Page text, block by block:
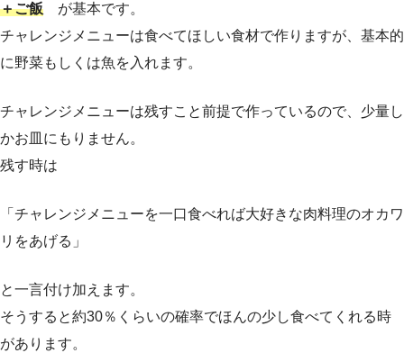
＋ご飯 が基本です。
チャレンジメニューは食べてほしい食材で作りますが、基本的
に野菜もしくは魚を入れます。
チャレンジメニューは残すこと前提で作っているので、少量し
かお皿にもりません。
残す時は
「チャレンジメニューを一口食べれば大好きな肉料理のオカワ
リをあげる」
と一言付け加えます。
そうすると約30％くらいの確率でほんの少し食べてくれる時
があります。